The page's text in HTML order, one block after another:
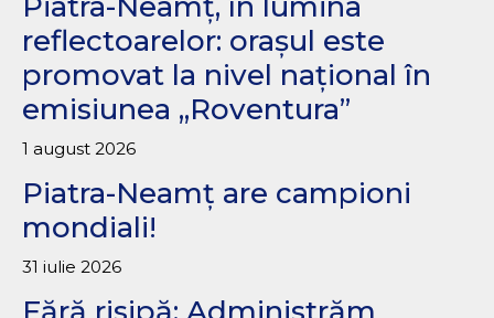
reflectoarelor: orașul este
promovat la nivel național în
emisiunea „Roventura”
1 august 2026
Piatra-Neamț are campioni
mondiali!
31 iulie 2026